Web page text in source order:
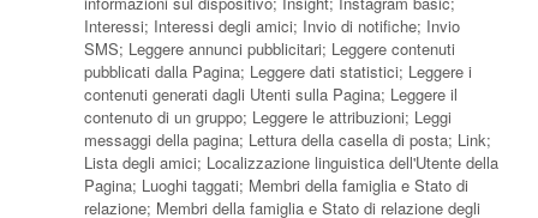
Interessi; Interessi degli amici; Invio di notifiche; Invio
SMS; Leggere annunci pubblicitari; Leggere contenuti
pubblicati dalla Pagina; Leggere dati statistici; Leggere i
contenuti generati dagli Utenti sulla Pagina; Leggere il
contenuto di un gruppo; Leggere le attribuzioni; Leggi
messaggi della pagina; Lettura della casella di posta; Link;
Lista degli amici; Localizzazione linguistica dell'Utente della
Pagina; Luoghi taggati; Membri della famiglia e Stato di
relazione; Membri della famiglia e Stato di relazione degli